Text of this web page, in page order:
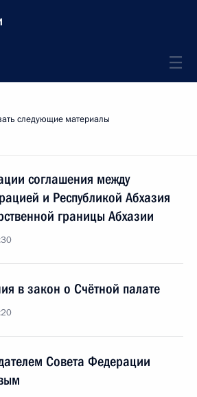
следующие материалы
соглашения между
и Республикой Абхазия
границы Абхазии
в закон о Счётной палате
Совета Федерации